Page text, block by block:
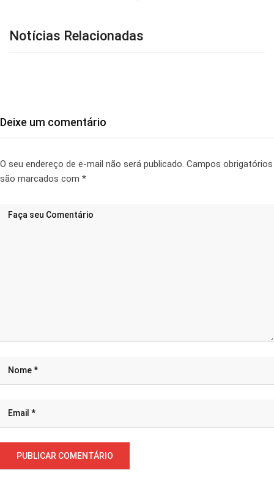
Notícias Relacionadas
Deixe um comentário
O seu endereço de e-mail não será publicado. Campos obrigatórios
são marcados com *